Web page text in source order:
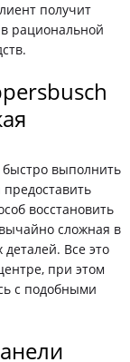
получит
рациональной
быстро выполнить
восстановить
сложная в
Все это
при этом
с подобными